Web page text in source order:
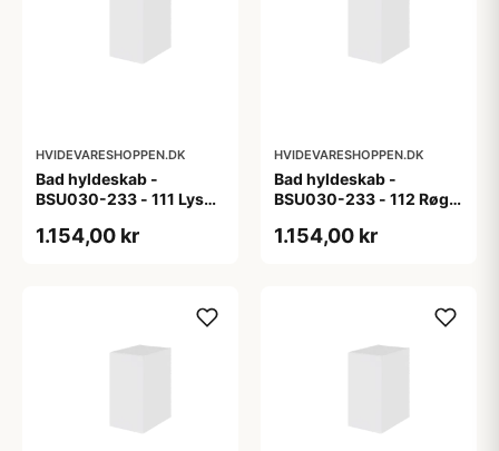
HVIDEVARESHOPPEN.DK
Bad hyldeskab -
BSU030-233 - 111 Lys
1.154,00 kr
HVIDEVARESHOPPEN.DK
Bad hyldeskab -
BSU030-233 - 112 Røget
1.154,00 kr